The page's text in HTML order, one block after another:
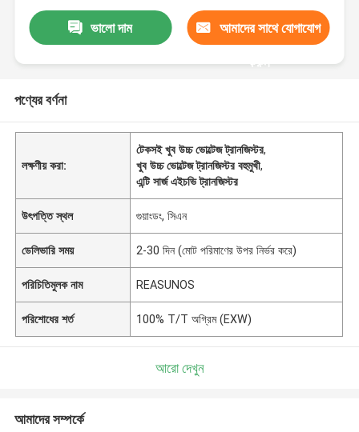
ভালো দাম আমাদের সাথে যোগাযোগ
করুন
পণ্যের বর্ণনা
লক্ষণীয় করা:
টেকসই খুব উচ্চ ভোল্টেজ ট্রানজিস্টর,
খুব উচ্চ ভোল্টেজ ট্রানজিস্টর বহুমুখী,
এন্টি সার্জ এইচভি ট্রানজিস্টর
উৎপত্তি স্থল গুয়াংডং, সিএন
ডেলিভারি সময় 2-30 দিন (মোট পরিমাণের উপর নির্ভর করে)
পরিচিতিমুলক নাম REASUNOS
পরিশোধের শর্ত 100% T/T অগ্রিম (EXW)
আরো দেখুন
আমাদের সম্পর্কে